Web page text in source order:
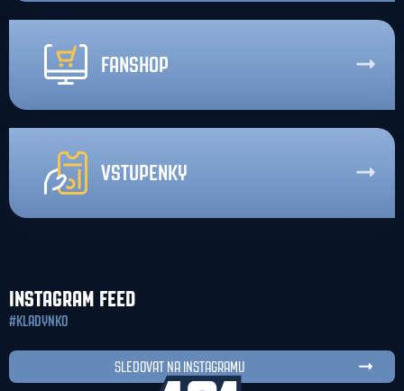
FANSHOP
VSTUPENKY
INSTAGRAM FEED
#KLADYNKO
SLEDOVAT NA INSTAGRAMU